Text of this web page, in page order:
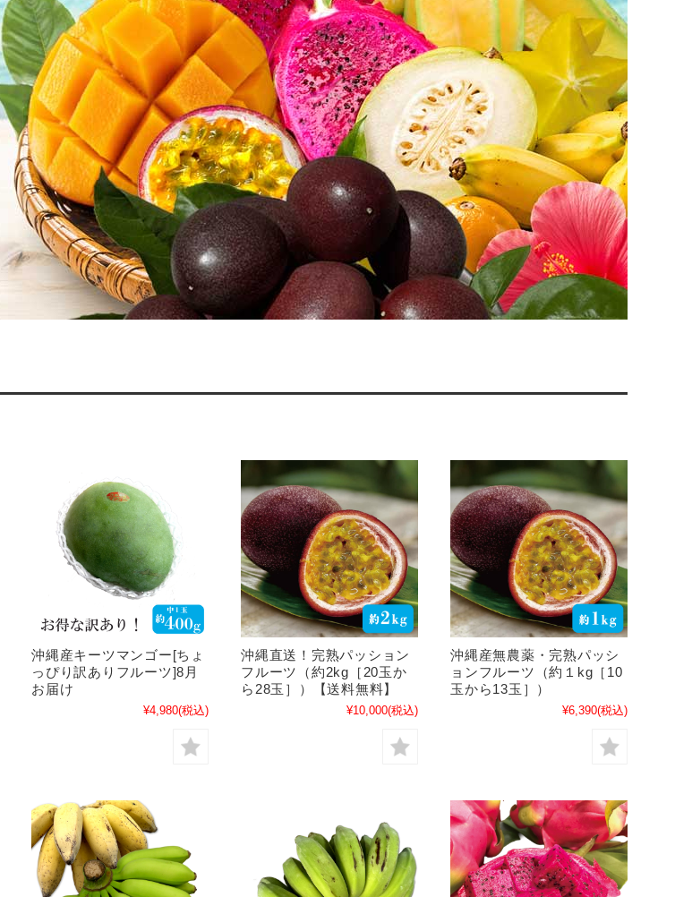
沖縄産キーツマンゴー[ちょ
っぴり訳ありフルーツ]8月
お届け
¥4,980(税込)
沖縄直送！完熟パッション
フルーツ（約2kg［20玉か
ら28玉］）【送料無料】
¥10,000(税込)
沖縄産無農薬・完熟パッシ
ョンフルーツ（約１kg［10
玉から13玉］）
¥6,390(税込)